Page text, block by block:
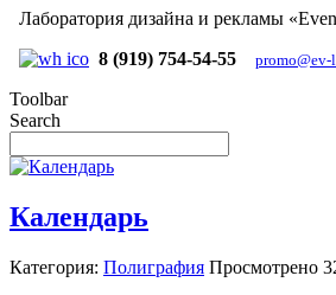
Лаборатория дизайна и рекламы
8 (919) 754-54-55
promo@ev-
Toolbar
Search
Календарь
Категория: Полиграфия Просмотрено